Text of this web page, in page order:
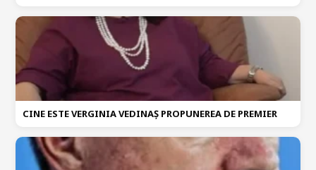
CINE ESTE VERGINIA VEDINAȘ PROPUNEREA DE PREMIER